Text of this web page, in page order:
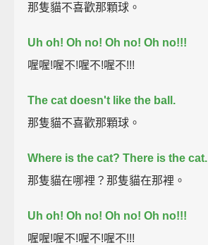
那隻貓不喜歡那顆球。
Uh oh! Oh no! Oh no! Oh no!!!
喔喔!喔不!喔不!喔不!!!
The cat doesn't like the ball.
那隻貓不喜歡那顆球。
Where is the cat? There is the cat.
那隻貓在哪裡？那隻貓在那裡。
Uh oh! Oh no! Oh no! Oh no!!!
喔喔!喔不!喔不!喔不!!!